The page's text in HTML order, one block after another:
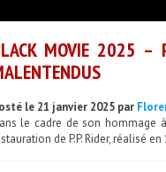
MOVIE 2025 –
le 21 janvier 2025 par
le cadre de son hommage
de P.P. Rider, réalisé